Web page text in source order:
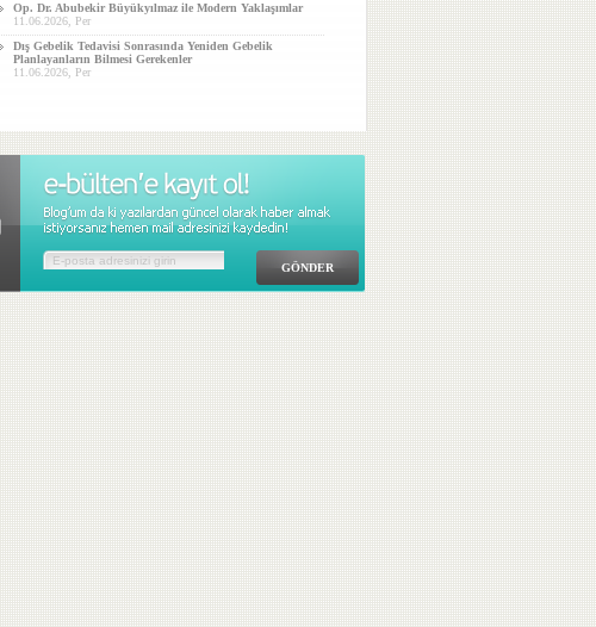
Op. Dr. Abubekir Büyükyılmaz ile Modern Yaklaşımlar
11.06.2026, Per
Dış Gebelik Tedavisi Sonrasında Yeniden Gebelik
Planlayanların Bilmesi Gerekenler
11.06.2026, Per